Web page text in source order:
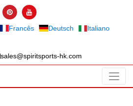
Francês Deutsch
Italiano
sales@spiritsports-hk.com